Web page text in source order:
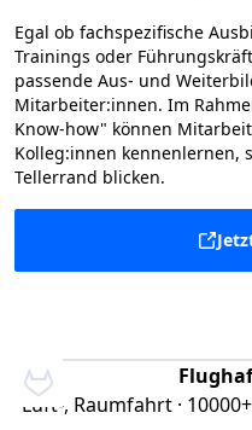
Egal ob fachspezifische
Trainings oder
passende Aus- und
Mitarbeiter:innen. Im
Know-how" können
Kolleg:innen kennenlernen,
Tellerrand blicken.
Luft-, Raumfahrt ·